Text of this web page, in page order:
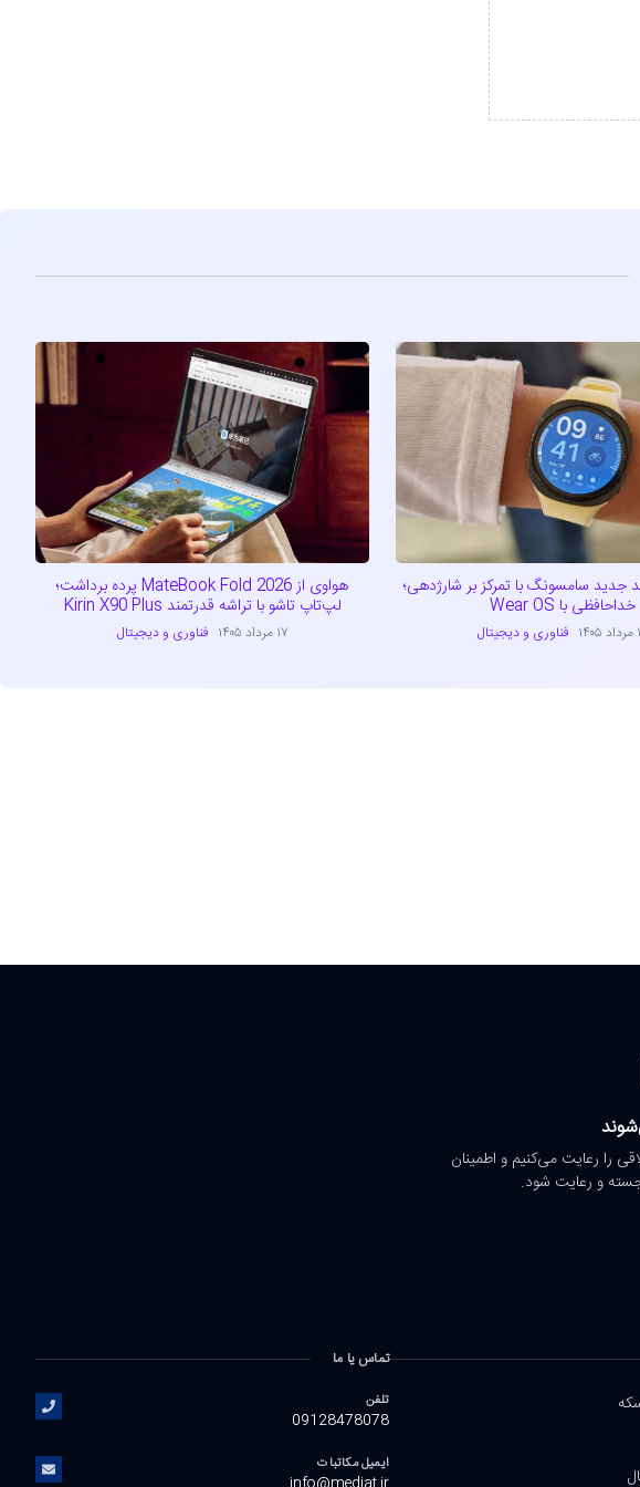
سامسونگ با تمرکز بر شارژدهی؛
خداحافظی با Wear OS
فناوری و دیجیتال
هواوی از MateBook Fold 2026 پرده برداشت؛
لپ‌تاپ تاشو با تراشه قدرتمند Kirin X90 Plus
۱۷ مرداد ۱۴۰۵ فناوری و دیجیتال
را رعایت می‌کنیم و اطمینان
و رعایت شود.
تماس یا ما
تلفن
09128478078
ایمیل مکاتبات